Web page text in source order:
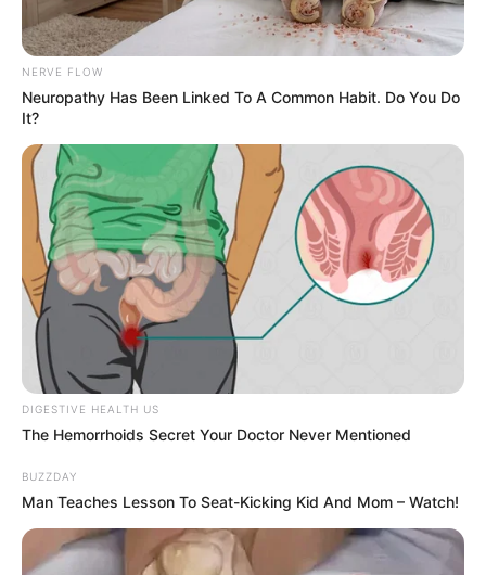
Dimanche 31 MAI 2026 à CHANTILLY dans la
Réunion n°1 QUINTÉ QATAR PRIX DU JOCKEY CLUB
– Plat – 2100 mètres.
NERVE FLOW
Neuropathy Has Been Linked To A Common Habit. Do You Do
It?
DIGESTIVE HEALTH US
The Hemorrhoids Secret Your Doctor Never Mentioned
BUZZDAY
Man Teaches Lesson To Seat-Kicking Kid And Mom – Watch!